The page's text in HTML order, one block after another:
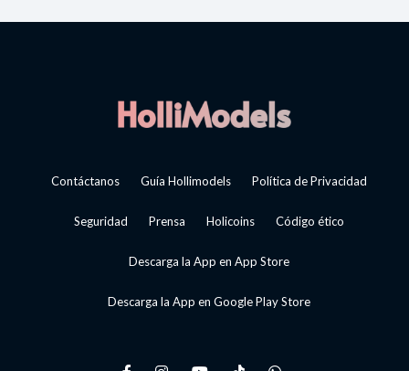
Contáctanos Guía Hollimodels Política de Privacidad
Seguridad Prensa Holicoins Código ético
Descarga la App en App Store
Descarga la App en Google Play Store